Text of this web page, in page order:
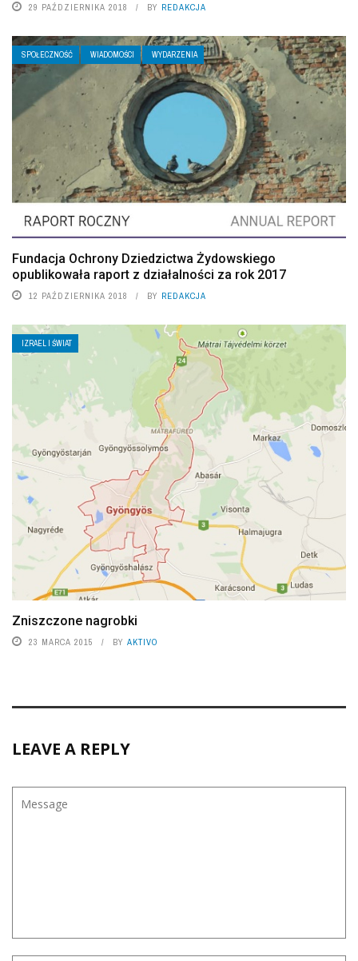
29 PAŹDZIERNIKA 2018 BY REDAKCJA
SPOŁECZNOŚĆ WIADOMOŚCI WYDARZENIA
Fundacja Ochrony Dziedzictwa Żydowskiego
opublikowała raport z działalności za rok 2017
12 PAŹDZIERNIKA 2018 BY REDAKCJA
IZRAEL I ŚWIAT
Zniszczone nagrobki
23 MARCA 2015 BY AKTIVO
LEAVE A REPLY